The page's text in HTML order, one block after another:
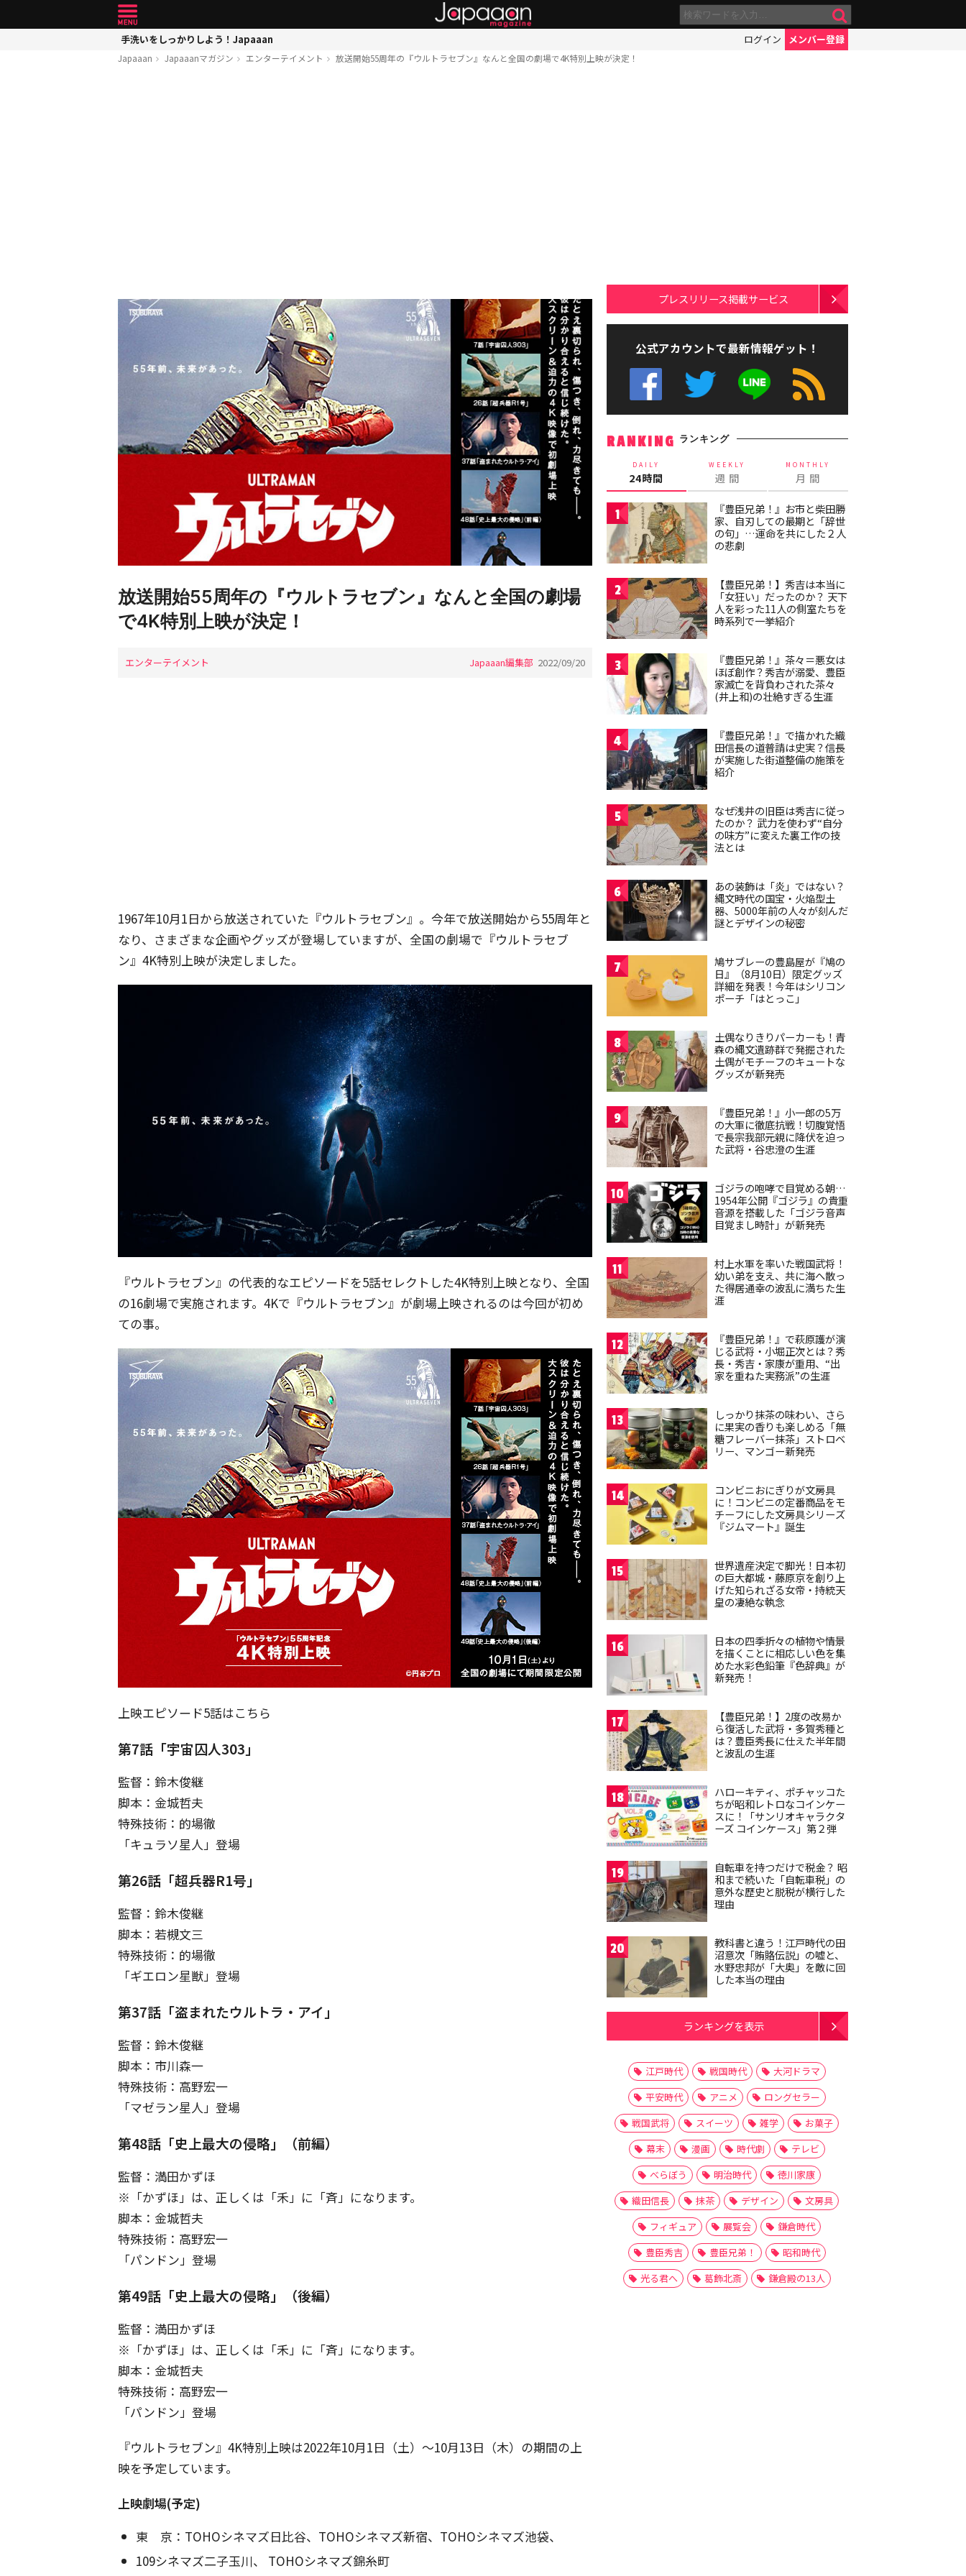
手洗いをしっかりしよう！Japaaan ログイン メンバー登録
Japaaan Japaaanマガジン エンターテイメント 放送開始55周年の『ウルトラセブン』なんと全国の劇場で4K特別上映が決定！
放送開始55周年の『ウルトラセブン』なんと全国の劇場
で4K特別上映が決定！
エンターテイメント Japaaan編集部 2022/09/20
1967年10月1日から放送されていた『ウルトラセブン』。今年で放送開始から55周年と
なり、さまざまな企画やグッズが登場していますが、全国の劇場で『ウルトラセブ
ン』4K特別上映が決定しました。
『ウルトラセブン』の代表的なエピソードを5話セレクトした4K特別上映となり、全国
の16劇場で実施されます。4Kで『ウルトラセブン』が劇場上映されるのは今回が初め
ての事。
上映エピソード5話はこちら
第7話「宇宙囚人303」
監督：鈴木俊継
脚本：金城哲夫
特殊技術：的場徹
「キュラソ星人」登場
第26話「超兵器R1号」
監督：鈴木俊継
脚本：若槻文三
特殊技術：的場徹
「ギエロン星獣」登場
第37話「盗まれたウルトラ・アイ」
監督：鈴木俊継
脚本：市川森一
特殊技術：高野宏一
「マゼラン星人」登場
第48話「史上最大の侵略」（前編）
監督：満田かずほ
※「かずほ」は、正しくは「禾」に「斉」になります。
脚本：金城哲夫
特殊技術：高野宏一
「パンドン」登場
第49話「史上最大の侵略」（後編）
監督：満田かずほ
※「かずほ」は、正しくは「禾」に「斉」になります。
脚本：金城哲夫
特殊技術：高野宏一
「パンドン」登場
『ウルトラセブン』4K特別上映は2022年10月1日（土）～10月13日（木）の期間の上
映を予定しています。
上映劇場(予定)
東 京：TOHOシネマズ日比谷、TOHOシネマズ新宿、TOHOシネマズ池袋、
109シネマズ二子玉川、 TOHOシネマズ錦糸町
プレスリリース掲載サービス
公式アカウントで最新情報ゲット！
RANKING ランキング
DAILY
24時間
WEEKLY
週 間
MONTHLY
月 間
1
『豊臣兄弟！』お市と柴田勝
家、自刃しての最期と「辞世
の句」…運命を共にした２人
の悲劇
2
【豊臣兄弟！】秀吉は本当に
「女狂い」だったのか？ 天下
人を彩った11人の側室たちを
時系列で一挙紹介
3
『豊臣兄弟！』茶々＝悪女は
ほぼ創作？秀吉が溺愛、豊臣
家滅亡を背負わされた茶々
(井上和)の壮絶すぎる生涯
4
『豊臣兄弟！』で描かれた織
田信長の道普請は史実？信長
が実施した街道整備の施策を
紹介
5
なぜ浅井の旧臣は秀吉に従っ
たのか？ 武力を使わず“自分
の味方”に変えた裏工作の技
法とは
6
あの装飾は「炎」ではない？
縄文時代の国宝・火焔型土
器、5000年前の人々が刻んだ
謎とデザインの秘密
7
鳩サブレーの豊島屋が『鳩の
日』（8月10日）限定グッズ
詳細を発表！今年はシリコン
ポーチ「はとっこ」
8
土偶なりきりパーカーも！青
森の縄文遺跡群で発掘された
土偶がモチーフのキュートな
グッズが新発売
9
『豊臣兄弟！』小一郎の5万
の大軍に徹底抗戦！切腹覚悟
で長宗我部元親に降伏を迫っ
た武将・谷忠澄の生涯
10
ゴジラの咆哮で目覚める朝…
1954年公開『ゴジラ』の貴重
音源を搭載した「ゴジラ音声
目覚まし時計」が新発売
11
村上水軍を率いた戦国武将！
幼い弟を支え、共に海へ散っ
た得居通幸の波乱に満ちた生
涯
12
『豊臣兄弟！』で萩原護が演
じる武将・小堀正次とは？秀
長・秀吉・家康が重用、“出
家を重ねた実務派”の生涯
13
しっかり抹茶の味わい、さら
に果実の香りも楽しめる「無
糖フレーバー抹茶」ストロベ
リー、マンゴー新発売
14
コンビニおにぎりが文房具
に！コンビニの定番商品をモ
チーフにした文房具シリーズ
『ジムマート』誕生
15
世界遺産決定で脚光！日本初
の巨大都城・藤原京を創り上
げた知られざる女帝・持統天
皇の凄絶な執念
16
日本の四季折々の植物や情景
を描くことに相応しい色を集
めた水彩色鉛筆『色辞典』が
新発売！
17
【豊臣兄弟！】2度の改易か
ら復活した武将・多賀秀種と
は？豊臣秀長に仕えた半年間
と波乱の生涯
18
ハローキティ、ポチャッコた
ちが昭和レトロなコインケー
スに！「サンリオキャラクタ
ーズ コインケース」第２弾
19
自転車を持つだけで税金？ 昭
和まで続いた「自転車税」の
意外な歴史と脱税が横行した
理由
20
教科書と違う！江戸時代の田
沼意次「賄賂伝説」の嘘と、
水野忠邦が「大奥」を敵に回
した本当の理由
ランキングを表示
江戸時代 戦国時代
大河ドラマ
平安時代
アニメ
ロングセラー
戦国武将
スイーツ 雑学
お菓子
幕末
漫画 時代劇
テレビ
べらぼう
明治時代
徳川家康
織田信長
抹茶 デザイン
文房具
フィギュア
展覧会
鎌倉時代
豊臣秀吉
豊臣兄弟！
昭和時代
光る君へ
葛飾北斎 鎌倉殿の13人